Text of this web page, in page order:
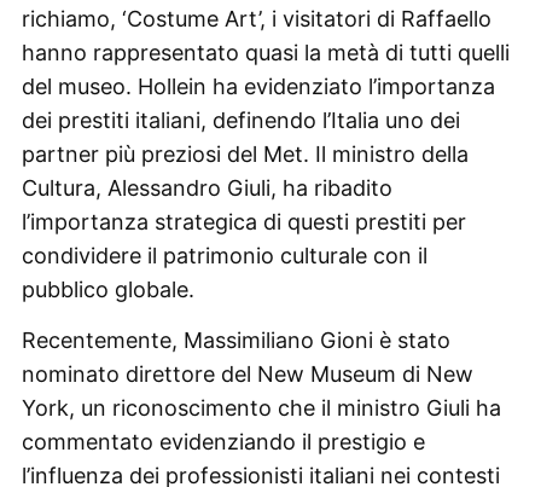
richiamo, ‘Costume Art’, i visitatori di Raffaello
hanno rappresentato quasi la metà di tutti quelli
del museo. Hollein ha evidenziato l’importanza
dei prestiti italiani, definendo l’Italia uno dei
partner più preziosi del Met. Il ministro della
Cultura, Alessandro Giuli, ha ribadito
l’importanza strategica di questi prestiti per
condividere il patrimonio culturale con il
pubblico globale.
Recentemente, Massimiliano Gioni è stato
nominato direttore del New Museum di New
York, un riconoscimento che il ministro Giuli ha
commentato evidenziando il prestigio e
l’influenza dei professionisti italiani nei contesti